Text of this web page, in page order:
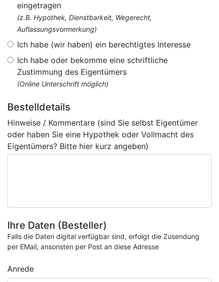
eingetragen
(z.B. Hypothek, Dienstbarkeit, Wegerecht,
Auflassungsvormerkung)
Ich habe (wir haben) ein berechtigtes Interesse
Ich habe oder bekomme eine schriftliche
Zustimmung des Eigentümers
(Online Unterschrift möglich)
Bestelldetails
Hinweise / Kommentare (sind Sie selbst Eigentümer
oder haben Sie eine Hypothek oder Vollmacht des
Eigentümers? Bitte hier kurz angeben)
Ihre Daten (Besteller)
Falls die Daten digital verfügbar sind, erfolgt die Zusendung
per EMail, ansonsten per Post an diese Adresse
Anrede